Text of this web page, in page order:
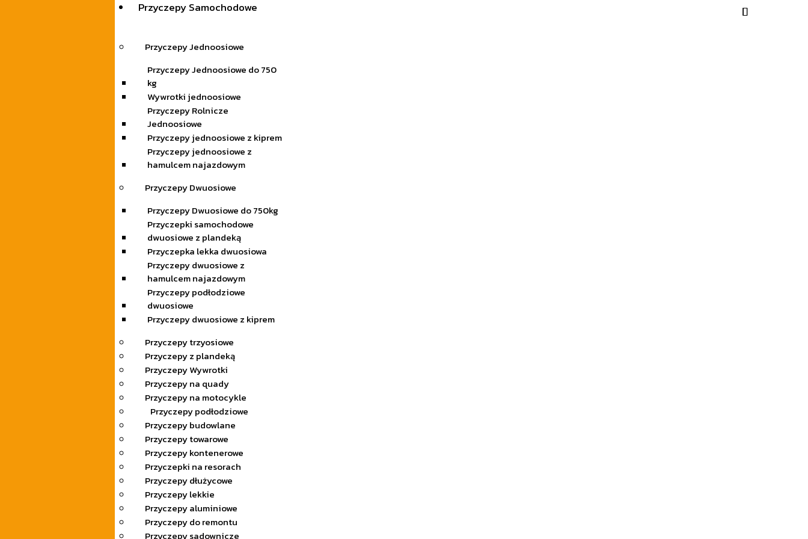
Przyczepy Samochodowe
Przyczepy Jednoosiowe
Przyczepy Jednoosiowe do 750
kg
Wywrotki jednoosiowe
Przyczepy Rolnicze
Jednoosiowe
Przyczepy jednoosiowe z kiprem
Przyczepy jednoosiowe z
hamulcem najazdowym
Przyczepy Dwuosiowe
Przyczepy Dwuosiowe do 750kg
Przyczepki samochodowe
dwuosiowe z plandeką
Przyczepka lekka dwuosiowa
Przyczepy dwuosiowe z
hamulcem najazdowym
Przyczepy podłodziowe
dwuosiowe
Przyczepy dwuosiowe z kiprem
Przyczepy trzyosiowe
Przyczepy z plandeką
Przyczepy Wywrotki
Przyczepy na quady
Przyczepy na motocykle
Przyczepy podłodziowe
Przyczepy budowlane
Przyczepy towarowe
Przyczepy kontenerowe
Przyczepki na resorach
Przyczepy dłużycowe
Przyczepy lekkie
Przyczepy aluminiowe
Przyczepy do remontu
Przyczepy sadownicze